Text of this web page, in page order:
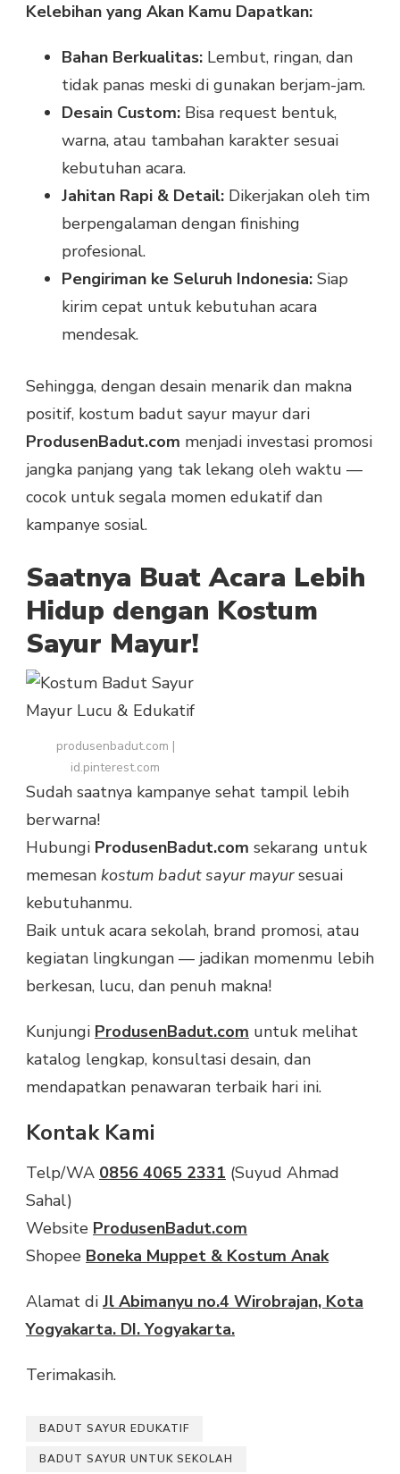
Kelebihan yang Akan Kamu Dapatkan:
Bahan Berkualitas: Lembut, ringan, dan
tidak panas meski di gunakan berjam-jam.
Desain Custom: Bisa request bentuk,
warna, atau tambahan karakter sesuai
kebutuhan acara.
Jahitan Rapi & Detail: Dikerjakan oleh tim
berpengalaman dengan finishing
profesional.
Pengiriman ke Seluruh Indonesia: Siap
kirim cepat untuk kebutuhan acara
mendesak.
Sehingga, dengan desain menarik dan makna
positif, kostum badut sayur mayur dari
ProdusenBadut.com menjadi investasi promosi
jangka panjang yang tak lekang oleh waktu —
cocok untuk segala momen edukatif dan
kampanye sosial.
Saatnya Buat Acara Lebih
Hidup dengan Kostum
Sayur Mayur!
produsenbadut.com |
id.pinterest.com
Sudah saatnya kampanye sehat tampil lebih
berwarna!
Hubungi ProdusenBadut.com sekarang untuk
memesan kostum badut sayur mayursesuai
kebutuhanmu.
Baik untuk acara sekolah, brand promosi, atau
kegiatan lingkungan — jadikan momenmu lebih
berkesan, lucu, dan penuh makna!
Kunjungi ProdusenBadut.com untuk melihat
katalog lengkap, konsultasi desain, dan
mendapatkan penawaran terbaik hari ini.
Kontak Kami
Telp/WA 0856 4065 2331 (Suyud Ahmad
Sahal)
Website ProdusenBadut.com
Shopee Boneka Muppet & Kostum Anak
Alamat di Jl Abimanyu no.4 Wirobrajan, Kota
Yogyakarta. DI. Yogyakarta.
Terimakasih.
BADUT SAYUR EDUKATIF
BADUT SAYUR UNTUK SEKOLAH